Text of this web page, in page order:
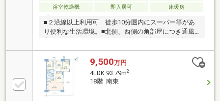
浴室乾燥機
即入居可 床暖房
■２沿線以上利用可 徒歩10分圏内にスーパー等があ
り便利な生活環境。■北側、西側の角部屋につき通風
良好。■トランクルーム有り(地下1階部分、使用料無
償)。■ペット飼育可能(規約制限有)。■4ＬＤＫにつき
テレワークや子供部屋としての利用等、様々な用途で
の利用が可能。～充実な設備～・床暖房設置、浴室乾
燥機、温水洗浄便座あり・シャワー付洗面化粧台、対
面式キッチン、ディスポーザー（生ごみ粉砕処理器）
設置・全居室に収納、浴室に窓あり・ＴＶモニタ付イ
9,500万円
4LDK 93.79m2
18階 南東